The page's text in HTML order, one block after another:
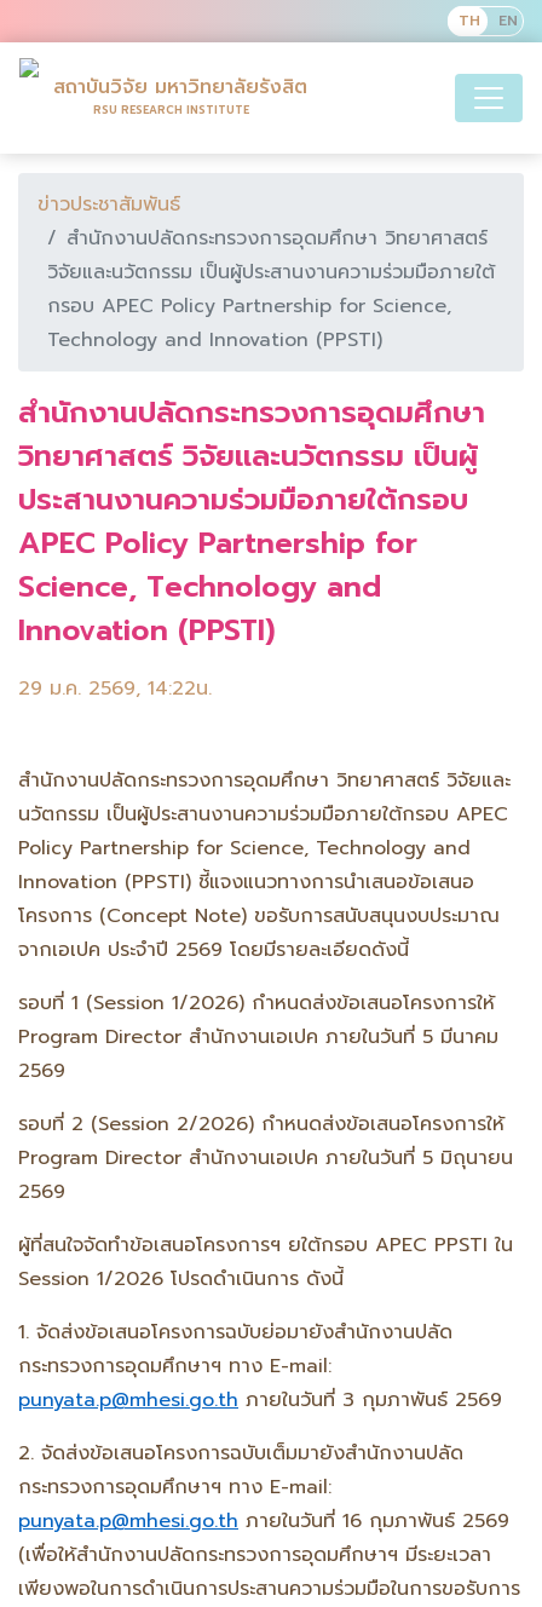
สถาบันวิจัย มหาวิทยาลัยรังสิต
RSU RESEARCH INSTITUTE
ข่าวประชาสัมพันธ์
สำนักงานปลัดกระทรวงการอุดมศึกษา วิทยาศาสตร์
วิจัยและนวัตกรรม เป็นผู้ประสานงานความร่วมมือภายใต้
กรอบ APEC Policy Partnership for Science,
Technology and Innovation (PPSTI)
สำนักงานปลัดกระทรวงการอุดมศึกษา
วิทยาศาสตร์ วิจัยและนวัตกรรม เป็นผู้
ประสานงานความร่วมมือภายใต้กรอบ
APEC Policy Partnership for
Science, Technology and
Innovation (PPSTI)
29 ม.ค. 2569, 14:22น.
สำนักงานปลัดกระทรวงการอุดมศึกษา วิทยาศาสตร์ วิจัยและ
นวัตกรรม เป็นผู้ประสานงานความร่วมมือภายใต้กรอบ APEC
Policy Partnership for Science, Technology and
Innovation (PPSTI) ชี้แจงแนวทางการนำเสนอข้อเสนอ
โครงการ (Concept Note) ขอรับการสนับสนุนงบประมาณ
จากเอเปค ประจำปี 2569 โดยมีรายละเอียดดังนี้
รอบที่ 1 (Session 1/2026) กำหนดส่งข้อเสนอโครงการให้
Program Director สำนักงานเอเปค ภายในวันที่ 5 มีนาคม
2569
รอบที่ 2 (Session 2/2026) กำหนดส่งข้อเสนอโครงการให้
Program Director สำนักงานเอเปค ภายในวันที่ 5 มิถุนายน
2569
ผู้ที่สนใจจัดทำข้อเสนอโครงการฯ ยใต้กรอบ APEC PPSTI ใน
Session 1/2026 โปรดดำเนินการ ดังนี้
1. จัดส่งข้อเสนอโครงการฉบับย่อมายังสำนักงานปลัด
กระทรวงการอุดมศึกษาฯ ทาง E-mail:
punyata.p@mhesi.go.th ภายในวันที่ 3 กุมภาพันธ์ 2569
2. จัดส่งข้อเสนอโครงการฉบับเต็มมายังสำนักงานปลัด
กระทรวงการอุดมศึกษาฯ ทาง E-mail:
punyata.p@mhesi.go.th ภายในวันที่ 16 กุมภาพันธ์ 2569
(เพื่อให้สำนักงานปลัดกระทรวงการอุดมศึกษาฯ มีระยะเวลา
เพียงพอในการดำเนินการประสานความร่วมมือในการขอรับการ